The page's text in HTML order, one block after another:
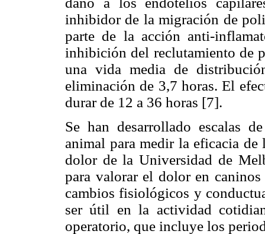
inhibidor de la migración de
parte de la acción anti-
inhibición del reclutamiento de
una vida media de
eliminación de 3,7 horas. El
durar de 12 a 36 horas [7].
Se han desarrollado escalas
animal para medir la eficacia de
dolor de la Universidad de
para valorar el dolor en
cambios fisiológicos y
ser útil en la actividad
operatorio, que incluye los